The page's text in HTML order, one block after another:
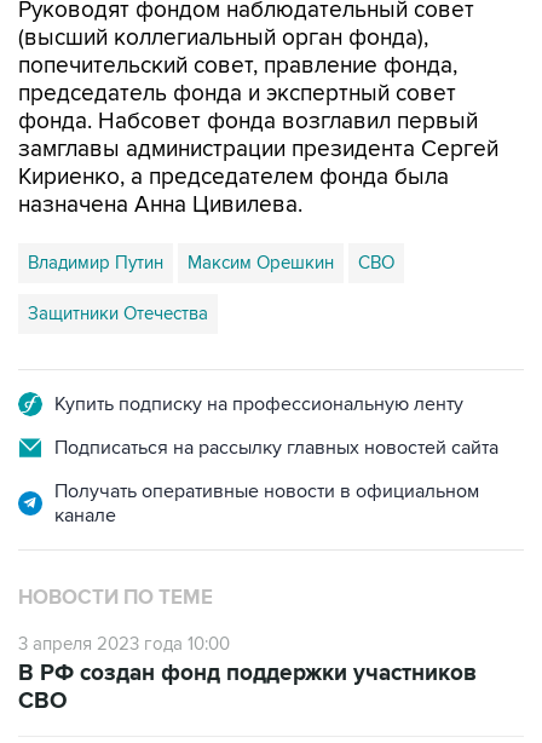
попечительский совет, правление фонда,
председатель фонда и экспертный совет
фонда. Набсовет фонда возглавил первый
замглавы администрации президента Сергей
Кириенко, а председателем фонда была
назначена Анна Цивилева.
Владимир Путин Максим Орешкин
Защитники Отечества
Подписаться на рассылку главных новостей сайта
Получать оперативные новости в официальном
НОВОСТИ ПО ТЕМЕ
3 апреля 2023 года 10:00
СВО